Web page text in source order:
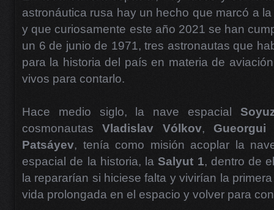
astronáutica rusa hay un hecho que marcó a
y que curiosamente este año 2021 se han
un 6 de junio de 1971, tres astronautas que
para la historia del país en materia de
vivos para contarlo.
Hace medio siglo, la nave espacial
cosmonautasVladislav Vólkov,Gueorgui
Patsáyev, tenía como misión acoplar la
espacial de la historia, laSalyut 1, dentro de
la repararían si hiciese falta y vivirían la
vida prolongada en el espacio y volver para